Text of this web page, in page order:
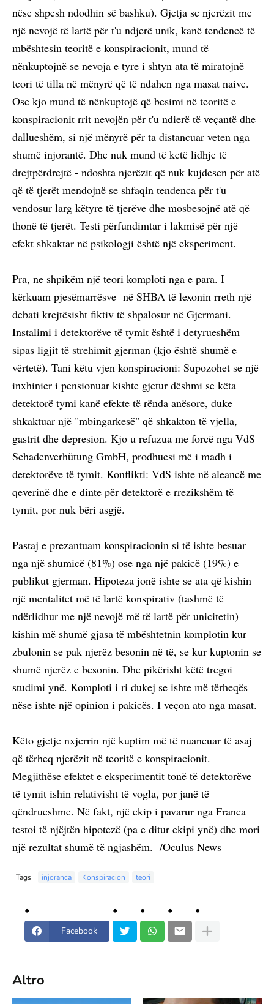
nëse shpesh ndodhin së bashku). Gjetja se njerëzit me
një nevojë të lartë për t'u ndjerë unik, kanë tendencë të
mbështesin teoritë e konspiracionit, mund të
nënkuptojnë se nevoja e tyre i shtyn ata të miratojnë
teori të tilla në mënyrë që të ndahen nga masat naive.
Ose kjo mund të nënkuptojë që besimi në teoritë e
konspiracionit rrit nevojën për t'u ndierë të veçantë dhe
dallueshëm, si një mënyrë për ta distancuar veten nga
shumë injorantë. Dhe nuk mund të ketë lidhje të
drejtpërdrejtë - ndoshta njerëzit që nuk kujdesen për atë
që të tjerët mendojnë se shfaqin tendenca për t'u
vendosur larg këtyre të tjerëve dhe mosbesojnë atë që
thonë të tjerët. Testi përfundimtar i lakmisë për një
efekt shkaktar në psikologji është një eksperiment.
Pra, ne shpikëm një teori komploti nga e para. I
kërkuam pjesëmarrësve në SHBA të lexonin rreth një
debati krejtësisht fiktiv të shpalosur në Gjermani.
Instalimi i detektorëve të tymit është i detyrueshëm
sipas ligjit të strehimit gjerman (kjo është shumë e
vërtetë). Tani këtu vjen konspiracioni: Supozohet se një
inxhinier i pensionuar kishte gjetur dëshmi se këta
detektorë tymi kanë efekte të rënda anësore, duke
shkaktuar një "mbingarkesë" që shkakton të vjella,
gastrit dhe depresion. Kjo u refuzua me forcë nga VdS
Schadenverhütung GmbH, prodhuesi më i madh i
detektorëve të tymit. Konflikti: VdS ishte në aleancë me
qeverinë dhe e dinte për detektorë e rrezikshëm të
tymit, por nuk bëri asgjë.
Pastaj e prezantuam konspiracionin si të ishte besuar
nga një shumicë (81%) ose nga një pakicë (19%) e
publikut gjerman. Hipoteza jonë ishte se ata që kishin
një mentalitet më të lartë konspirativ (tashmë të
ndërlidhur me një nevojë më të lartë për unicitetin)
kishin më shumë gjasa të mbështetnin komplotin kur
zbulonin se pak njerëz besonin në të, se kur kuptonin se
shumë njerëz e besonin. Dhe pikërisht këtë tregoi
studimi ynë. Komploti i ri dukej se ishte më tërheqës
nëse ishte një opinion i pakicës. I veçon ato nga masat.
Këto gjetje nxjerrin një kuptim më të nuancuar të asaj
që tërheq njerëzit në teoritë e konspiracionit.
Megjithëse efektet e eksperimentit tonë të detektorëve
të tymit ishin relativisht të vogla, por janë të
qëndrueshme. Në fakt, një ekip i pavarur nga Franca
testoi të njëjtën hipotezë (pa e ditur ekipi ynë) dhe mori
një rezultat shumë të ngjashëm. /Oculus News
Tags injoranca Konspiracion teori
Facebook
Altro